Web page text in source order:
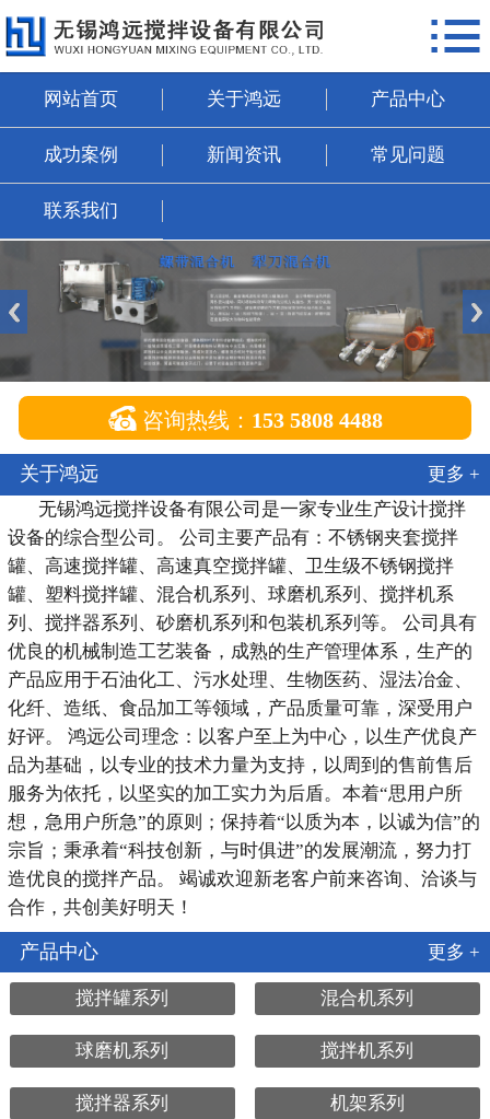
网站首页
常见问题
联系我们

网站首页 关于鸿远 产品中心
成功案例 新闻资讯 常见问题
联系我们
 咨询热线： 153 5808 4488
关于鸿远
更多 +
无锡鸿远搅拌设备有限公司是一家专业生产设计搅拌
设备的综合型公司。 公司主要产品有：不锈钢夹套搅拌
罐、高速搅拌罐、高速真空搅拌罐、卫生级不锈钢搅拌
罐、塑料搅拌罐、混合机系列、球磨机系列、搅拌机系
列、搅拌器系列、砂磨机系列和包装机系列等。 公司具有
优良的机械制造工艺装备，成熟的生产管理体系，生产的
产品应用于石油化工、污水处理、生物医药、湿法冶金、
化纤、造纸、食品加工等领域，产品质量可靠，深受用户
好评。 鸿远公司理念：以客户至上为中心，以生产优良产
品为基础，以专业的技术力量为支持，以周到的售前售后
服务为依托，以坚实的加工实力为后盾。本着“思用户所
想，急用户所急”的原则；保持着“以质为本，以诚为信”的
宗旨；秉承着“科技创新，与时俱进”的发展潮流，努力打
造优良的搅拌产品。 竭诚欢迎新老客户前来咨询、洽谈与
合作，共创美好明天！
产品中心 更多 +
搅拌罐系列 混合机系列
球磨机系列 搅拌机系列
搅拌器系列 机架系列